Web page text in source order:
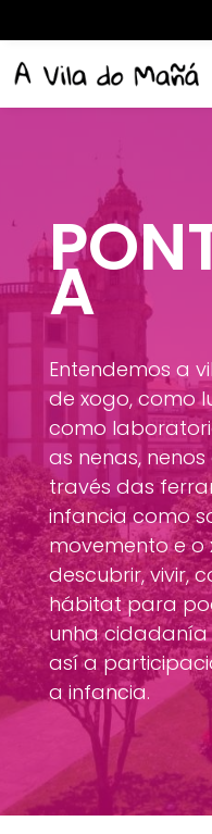
A
Entendemos a
de xogo, como
como
as nenas,
través das
infancia como
movemento e o
descubrir, vivir,
hábitat para
unha
así a
a infancia.